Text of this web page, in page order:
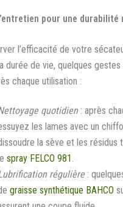
pour une durabilité
l’efficacité de votre
durée de vie, quelques
chaque utilisation :
quotidien: après
les lames avec un
la sève et les résidus
le spray FELCO 981 .
régulière:
graisse synthétique BAHCO